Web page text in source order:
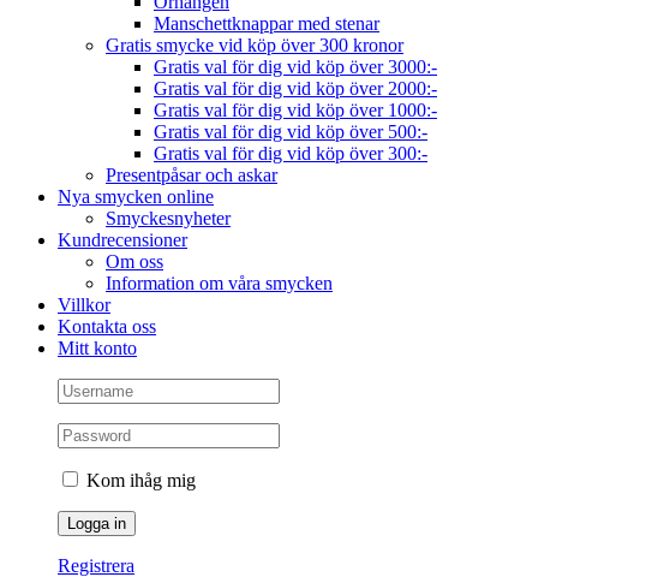
Manschettknappar med stenar
Gratis smycke vid köp över 300 kronor
Gratis val för dig vid köp över 3000:-
Gratis val för dig vid köp över 2000:-
Gratis val för dig vid köp över 1000:-
Gratis val för dig vid köp över 500:-
Gratis val för dig vid köp över 300:-
Presentpåsar och askar
Nya smycken online
Smyckesnyheter
Kundrecensioner
Om oss
Information om våra smycken
Villkor
Kontakta oss
Mitt konto
Kom ihåg mig
Registrera